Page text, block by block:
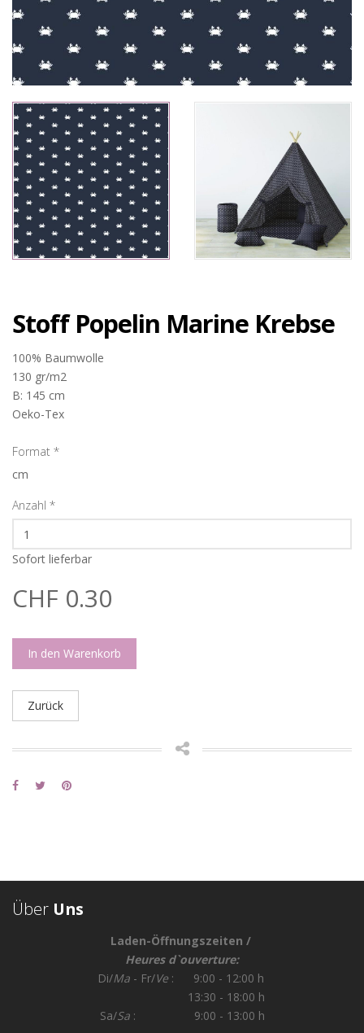
Stoff Popelin Marine Krebse
100% Baumwolle
130 gr/m2
B: 145 cm
Oeko-Tex
Format *
cm
Anzahl *
Sofort lieferbar
CHF 0.30
In den Warenkorb
Zurück
Über Uns
Laden-Öffnungszeiten /
Heures d`ouverture:
Di/Ma- Fr/Ve : 9:00 - 12:00 h
13:30 - 18:00 h
Sa/Sa : 9:00 - 13:00 h